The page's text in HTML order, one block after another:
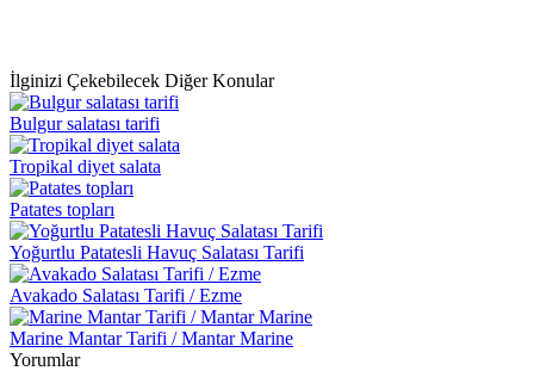
İlginizi Çekebilecek Diğer Konular
Bulgur salatası tarifi
Tropikal diyet salata
Patates topları
Yoğurtlu Patatesli Havuç Salatası Tarifi
Avakado Salatası Tarifi / Ezme
Marine Mantar Tarifi / Mantar Marine
Yorumlar